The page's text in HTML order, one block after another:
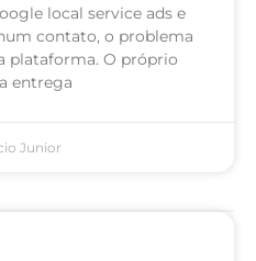
local service ads e
contato, o problema
plataforma. O próprio
entrega
Junior